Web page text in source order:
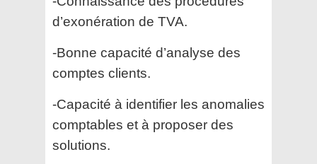
d’exonération de TVA.
-Bonne capacité d’analyse des
comptes clients.
-Capacité à identifier les anomalies
comptables et à proposer des
solutions.